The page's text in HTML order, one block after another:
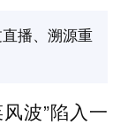
播、溯源重
波”陷入一